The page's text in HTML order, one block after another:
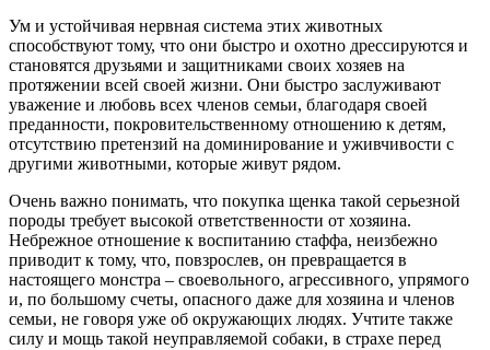
Ум и устойчивая нервная система этих животных
способствуют тому, что они быстро и охотно дрессируются и
становятся друзьями и защитниками своих хозяев на
протяжении всей своей жизни. Они быстро заслуживают
уважение и любовь всех членов семьи, благодаря своей
преданности, покровительственному отношению к детям,
отсутствию претензий на доминирование и уживчивости с
другими животными, которые живут рядом.
Очень важно понимать, что покупка щенка такой серьезной
породы требует высокой ответственности от хозяина.
Небрежное отношение к воспитанию стаффа, неизбежно
приводит к тому, что, повзрослев, он превращается в
настоящего монстра – своевольного, агрессивного, упрямого
и, по большому счеты, опасного даже для хозяина и членов
семьи, не говоря уже об окружающих людях. Учтите также
силу и мощь такой неуправляемой собаки, в страхе перед